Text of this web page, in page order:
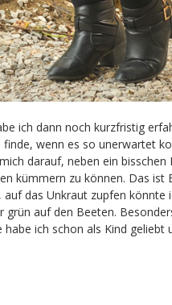
ich dann noch kurzfristig
finde, wenn es so unerwartet
darauf, neben ein
kümmern zu können. Das ist
auf das Unkraut zupfen könnte
grün auf den Beeten.
habe ich schon als Kind geliebt